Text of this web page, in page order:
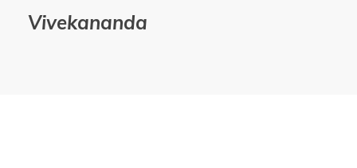
Vivekananda